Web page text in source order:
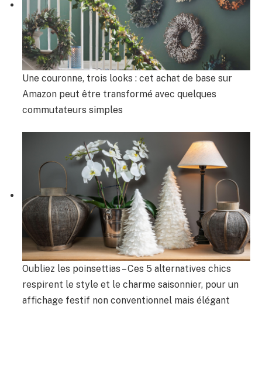
Une couronne, trois looks : cet achat de base sur
Amazon peut être transformé avec quelques
commutateurs simples
Oubliez les poinsettias – Ces 5 alternatives chics
respirent le style et le charme saisonnier, pour un
affichage festif non conventionnel mais élégant